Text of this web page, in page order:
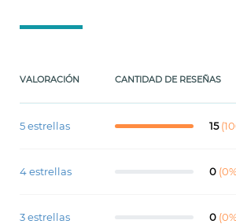
VALORACIÓN CANTIDAD DE RESEÑAS
5 estrellas 15
4 estrellas 0
3 estrellas 0